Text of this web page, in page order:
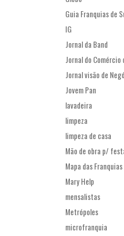
Guia Franquias de
IG
Jornal da Band
Jornal do Comércio
Jornal visão de
Jovem Pan
lavadeira
limpeza
limpeza de casa
Mão de obra p/
Mapa das Franquias
Mary Help
mensalistas
Metrópoles
microfranquia